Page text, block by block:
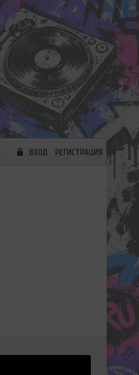
ВХОД РЕГИСТРАЦИЯ